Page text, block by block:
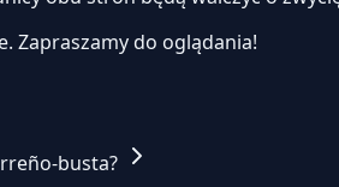
Zapraszamy do oglądania!
busta?